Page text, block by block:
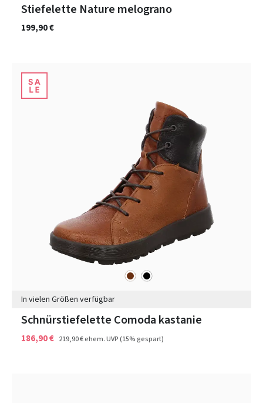
Stiefelette Nature melograno
199,90 €
braunschwarz
In vielen Größen verfügbar
Schnürstiefelette Comoda kastanie
186,90 € 219,90 €ehem. UVP(15% gespart)